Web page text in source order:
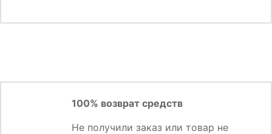
100% возврат средств
Не получили заказ или товар не